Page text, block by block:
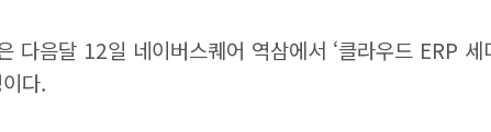
다음달 12일 네이버스퀘어 역삼에서 ‘클라우드 ERP
다.